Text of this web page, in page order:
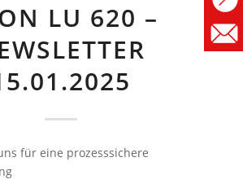
LU 620 –
für eine prozesssichere